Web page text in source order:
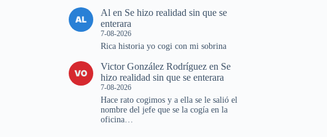
Al en Se hizo realidad sin que se
enterara
7-08-2026
Rica historia yo cogi con mi sobrina
Victor González Rodríguez en Se
hizo realidad sin que se enterara
7-08-2026
Hace rato cogimos y a ella se le salió el
nombre del jefe que se la cogía en la
oficina…